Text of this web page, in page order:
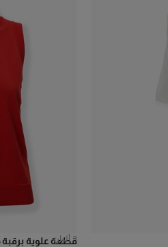
قطعة علوية برقبة
3 ألوان